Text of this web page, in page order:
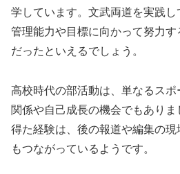
学しています。文武両道を実践
管理能力や目標に向かって努力
だったといえるでしょう。
高校時代の部活動は、単なるス
関係や自己成長の機会でもあり
得た経験は、後の報道や編集の
もつながっているようです。